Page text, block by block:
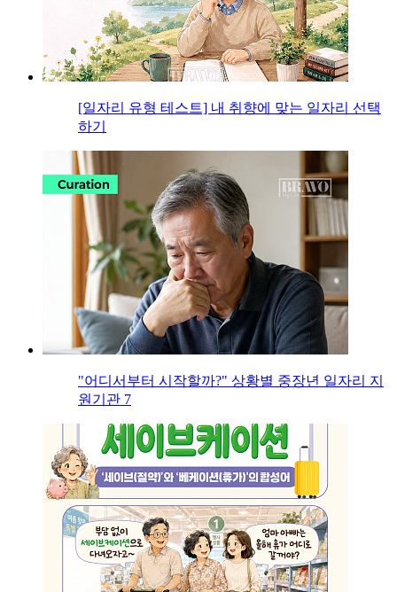
[일자리 유형 테스트] 내 취향에 맞는 일자리 선택
하기
"어디서부터 시작할까?" 상황별 중장년 일자리 지
원기관 7